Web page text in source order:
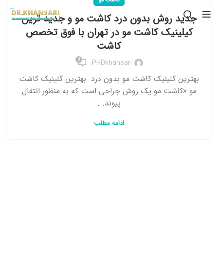
جدید روش بدون درد کاشت مو و جدید ترین
کیلینیک کاشت مو در تهران با فوق تخصص
کاشت
PHDkhansari
0
بهترین کلینیک کاشت مو بدون درد بهترین کلینیک کاشت
مو «کاشت مو یک روش جراحی است که به منظور انتقال
پیوند...
ادامه مطلب